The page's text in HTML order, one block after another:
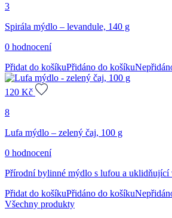
3
Spirála mýdlo – levandule, 140 g
0 hodnocení
Přidat do košíkuPřidáno do košíku
120 Kč
8
Lufa mýdlo – zelený čaj, 100 g
0 hodnocení
Přírodní bylinné mýdlo s lufou a uklidňující
Přidat do košíkuPřidáno do košíku
Všechny produkty